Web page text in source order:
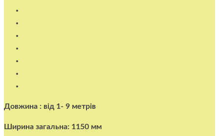
Довжина : від 1- 9 метрів
Ширина загальна: 1150 мм